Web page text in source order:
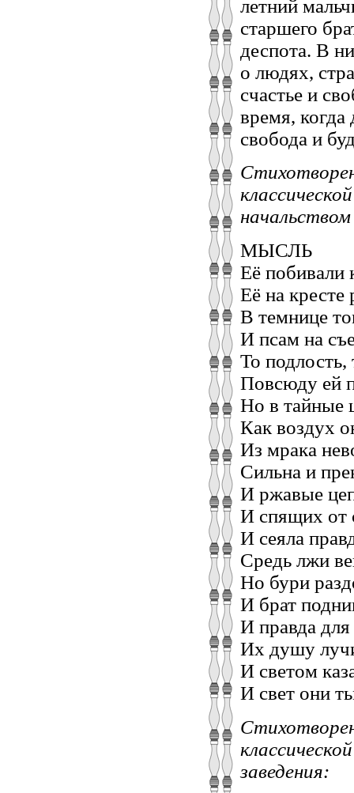
летний
старшего
деспота. В
о людях,
счастье и
время, когда
свобода и
МЫСЛЬ
Её побивали
Её на кресте
В темнице
И псам на
То подлость,
Повсюду ей
Но в тайные
Как воздух
Из мрака
Сильна и
И ржавые
И спящих от
И сеяла
Средь лжи
Но бури
И брат
И правда для
Их душу
И светом
И свет они
заведения: